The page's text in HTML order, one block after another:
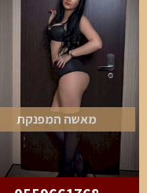
מאשה המפנקת